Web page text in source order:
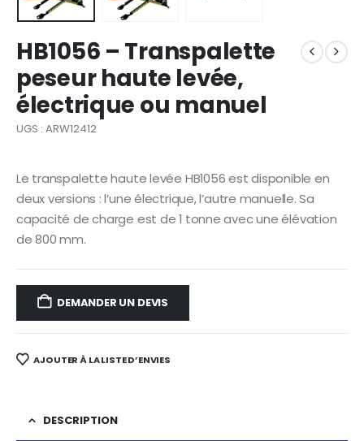
HB1056 – Transpalette
peseur haute levée,
électrique ou manuel
UGS : ARW12412
Le transpalette haute levée HB1056 est disponible en
deux versions : l’une électrique, l’autre manuelle. Sa
capacité de charge est de 1 tonne avec une élévation
de 800 mm.
DEMANDER UN DEVIS
AJOUTER À LA LISTE D’ENVIES
DESCRIPTION